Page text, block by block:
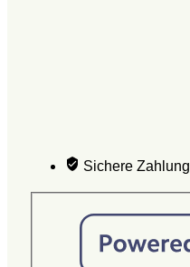
Sichere Zahlung